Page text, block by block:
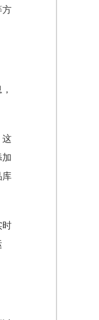
方
这
加
库
时